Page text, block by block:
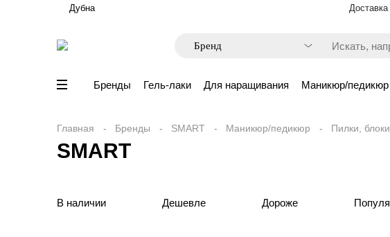
Дубна
Искать,
Бренды Гель-лаки Для наращивания Маникюр/педикюр
Главная Бренды SMART Маникюр/педикюр Пилки, блоки
SMART
В наличии Дешевле Дороже